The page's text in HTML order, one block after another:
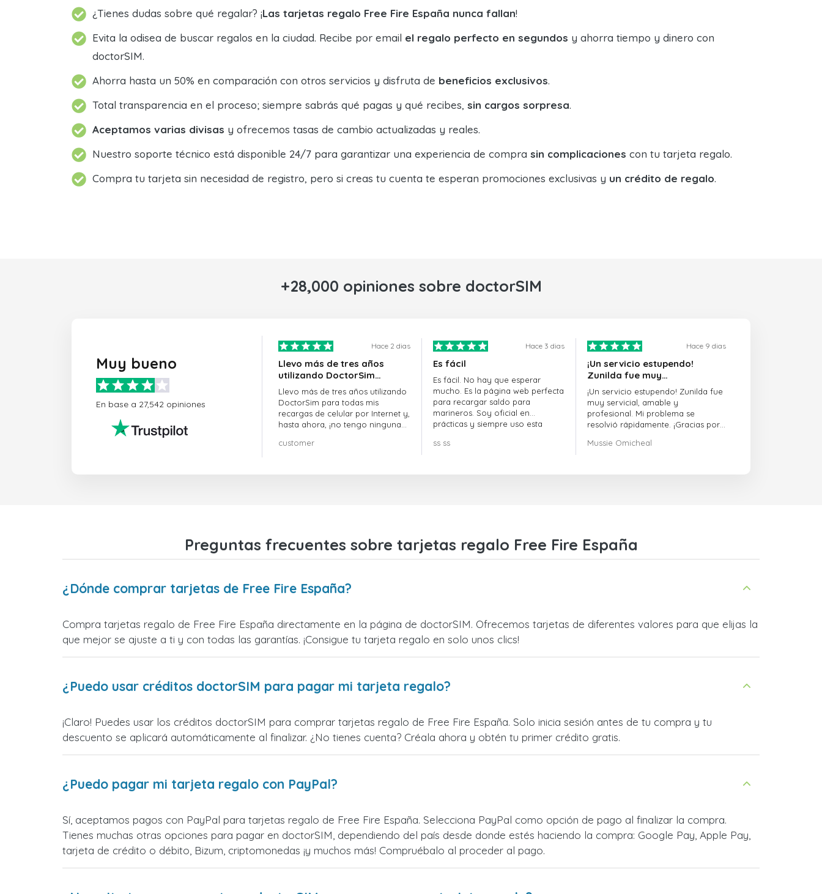
¿Tienes dudas sobre qué regalar? ¡Las tarjetas regalo Free Fire España nunca fallan!
Evita la odisea de buscar regalos en la ciudad. Recibe por email el regalo perfecto en segundos y ahorra tiempo y dinero con
doctorSIM.
Ahorra hasta un 50% en comparación con otros servicios y disfruta de beneficios exclusivos.
Total transparencia en el proceso; siempre sabrás qué pagas y qué recibes, sin cargos sorpresa.
Aceptamos varias divisas y ofrecemos tasas de cambio actualizadas y reales.
Nuestro soporte técnico está disponible 24/7 para garantizar una experiencia de compra sin complicaciones con tu tarjeta regalo.
Compra tu tarjeta sin necesidad de registro, pero si creas tu cuenta te esperan promociones exclusivas y un crédito de regalo.
+28,000 opiniones sobre doctorSIM
Muy bueno
En base a 27,542 opiniones
Hace 2 dias
Llevo más de tres años
utilizando DoctorSim…
Llevo más de tres años utilizando
DoctorSim para todas mis
recargas de celular por Internet y,
hasta ahora, ¡no tengo ninguna
customer
Hace 3 dias
Es fácil
Es fácil. No hay que esperar
mucho. Es la página web perfecta
para recargar saldo para
marineros. Soy oficial en
prácticas y siempre uso esta
ss ss
Hace 9 dias
¡Un servicio estupendo!
Zunilda fue muy…
¡Un servicio estupendo! Zunilda fue
muy servicial, amable y
profesional. Mi problema se
resolvió rápidamente. ¡Gracias por
Mussie Omicheal
Preguntas frecuentes sobre tarjetas regalo Free Fire España
¿Dónde comprar tarjetas de Free Fire España?
Compra tarjetas regalo de Free Fire España directamente en la página de doctorSIM. Ofrecemos tarjetas de diferentes valores para que elijas la
que mejor se ajuste a ti y con todas las garantías. ¡Consigue tu tarjeta regalo en solo unos clics!
¿Puedo usar créditos doctorSIM para pagar mi tarjeta regalo?
¡Claro! Puedes usar los créditos doctorSIM para comprar tarjetas regalo de Free Fire España. Solo inicia sesión antes de tu compra y tu
descuento se aplicará automáticamente al finalizar. ¿No tienes cuenta? Créala ahora y obtén tu primer crédito gratis.
¿Puedo pagar mi tarjeta regalo con PayPal?
Sí, aceptamos pagos con PayPal para tarjetas regalo de Free Fire España. Selecciona PayPal como opción de pago al finalizar la compra.
Tienes muchas otras opciones para pagar en doctorSIM, dependiendo del país desde donde estés haciendo la compra: Google Pay, Apple Pay,
tarjeta de crédito o débito, Bizum, criptomonedas ¡y muchos más! Compruébalo al proceder al pago.